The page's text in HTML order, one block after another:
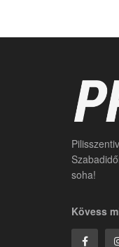
soha!
Kövess